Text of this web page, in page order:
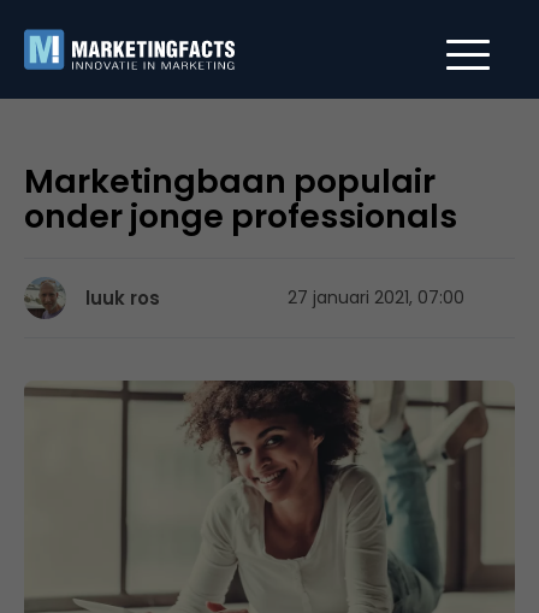
Marketingbaan populair
onder jonge professionals
luuk ros 27 januari 2021, 07:00